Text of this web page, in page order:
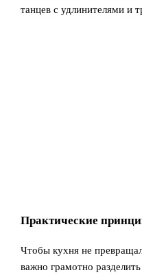
танцев с удлинителями и
Практические
Чтобы кухня не
важно грамотно